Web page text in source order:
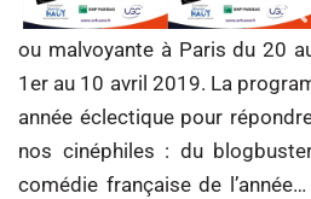
ou malvoyante à Paris du 20
1er au 10 avril 2019. La
année éclectique pour
nos cinéphiles : du
comédie française de